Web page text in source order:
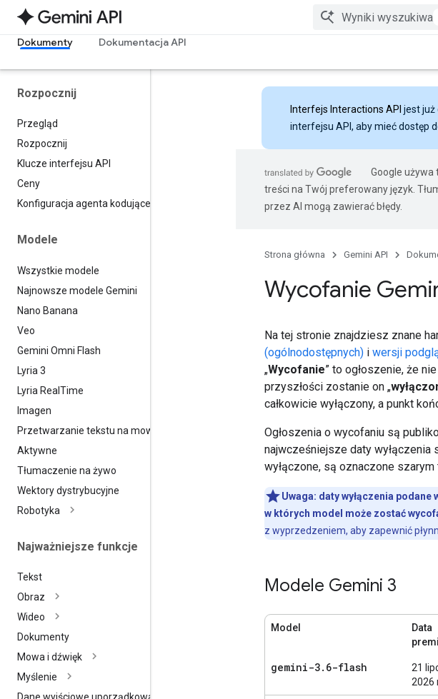
Dokumenty Dokumentacja API
Rozpocznij
Przegląd
Rozpocznij
Klucze interfejsu API
Ceny
Konfiguracja agenta kodującego
Modele
Wszystkie modele
Najnowsze modele Gemini
Nano Banana
Veo
Gemini Omni Flash
Lyria 3
Lyria Real Time
Imagen
Przetwarzanie tekstu na mowę
Aktywne
Tłumaczenie na żywo
Wektory dystrybucyjne
Robotyka
Najważniejsze funkcje
Tekst
Obraz
Wideo
Dokumenty
Mowa i dźwięk
Myślenie
Interfejs Interactions API jest już
interfejsu API, aby mieć dostęp
Google używa
treści na Twój preferowany język.
przez AI mogą zawierać błędy.
Strona główna Gemini API
Wycofanie
Na tej stronie znajdziesz znane
(ogólnodostępnych) i wersji
„Wycofanie” to ogłoszenie, że
przyszłości zostanie on „
całkowicie wyłączony, a punkt
Ogłoszenia o wycofaniu są
najwcześniejsze daty wyłączenia
wyłączone, są oznaczone szarym
Uwaga: daty wyłączenia podane
w których model może zostać
z wyprzedzeniem, aby zapewnić
Modele Gemini 3
Model
Data
gemini-3. 6-flash
21
2026